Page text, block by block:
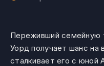
Переживший семейную
Уорд получает шанс на
сталкивает его с